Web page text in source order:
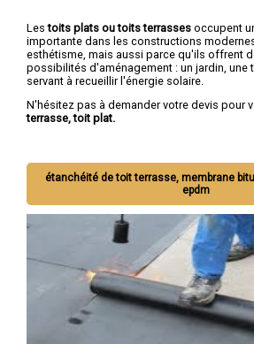
Lestoits plats ou toits terrasses occupent
importante dans les constructions
esthétisme, mais aussi parce qu'ils offrent
possibilités d'aménagement : un jardin, une
servant à recueillir l'énergie solaire.
N'hésitez pas à demander votre devis pour
terrasse, toit plat.
étanchéité de toit terrasse, membrane
epdm